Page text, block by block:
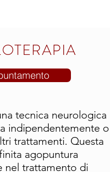
tecnica neurologica
indipendentemente o
trattamenti. Questa
agopuntura
nel trattamento di